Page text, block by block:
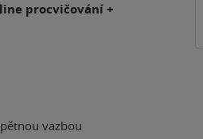
procvičování +
vazbou